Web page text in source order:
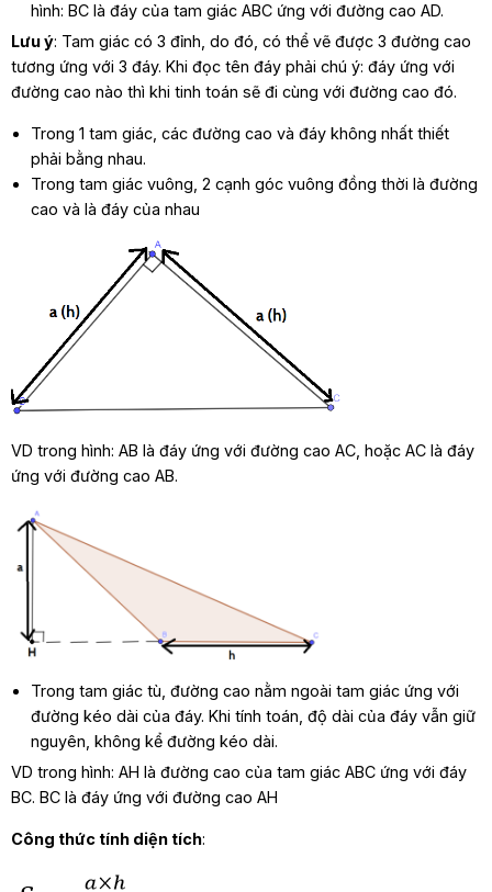
hình: BC là đáy của tam giác ABC ứng với đường cao AD.
Lưu ý: Tam giác có 3 đỉnh, do đó, có thể vẽ được 3 đường cao
tương ứng với 3 đáy. Khi đọc tên đáy phải chú ý: đáy ứng với
đường cao nào thì khi tinh toán sẽ đi cùng với đường cao đó.
Trong 1 tam giác, các đường cao và đáy không nhất thiết
phải bằng nhau.
Trong tam giác vuông, 2 cạnh góc vuông đồng thời là đường
cao và là đáy của nhau
VD trong hình: AB là đáy ứng với đường cao AC, hoặc AC là đáy
ứng với đường cao AB.
Trong tam giác tù, đường cao nằm ngoài tam giác ứng với
đường kéo dài của đáy. Khi tính toán, độ dài của đáy vẫn giữ
nguyên, không kể đường kéo dài.
VD trong hình: AH là đường cao của tam giác ABC ứng với đáy
BC. BC là đáy ứng với đường cao AH
Công thức tính diện tích: